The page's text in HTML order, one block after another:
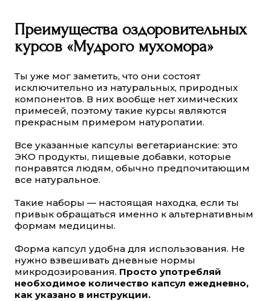
Преимущества оздоровительных
курсов «Мудрого мухомора»
Ты уже мог заметить, что они состоят
исключительно из натуральных, природных
компонентов. В них вообще нет химических
примесей, поэтому такие курсы являются
прекрасным примером натуропатии.
Все указанные капсулы вегетарианские: это
ЭКО продукты, пищевые добавки, которые
понравятся людям, обычно предпочитающим
все натуральное.
Такие наборы — настоящая находка, если ты
привык обращаться именно к альтернативным
формам медицины.
Форма капсул удобна для использования. Не
нужно взвешивать дневные нормы
микродозирования. Просто употребляй
необходимое количество капсул ежедневно,
как указано в инструкции.